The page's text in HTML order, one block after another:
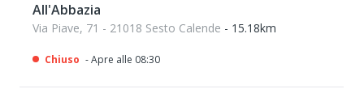
All'Abbazia
Via Piave, 71 - 21018 Sesto Calende - 15.18km
Chiuso - Apre alle 08:30